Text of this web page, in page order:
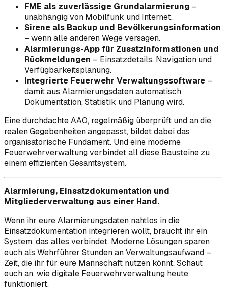
FME als zuverlässige Grundalarmierung –
unabhängig von Mobilfunk und Internet.
Sirene als Backup und Bevölkerungsinformation
– wenn alle anderen Wege versagen.
Alarmierungs-App für Zusatzinformationen und
Rückmeldungen – Einsatzdetails, Navigation und
Verfügbarkeitsplanung.
Integrierte Feuerwehr Verwaltungssoftware –
damit aus Alarmierungsdaten automatisch
Dokumentation, Statistik und Planung wird.
Eine durchdachte AAO, regelmäßig überprüft und an die
realen Gegebenheiten angepasst, bildet dabei das
organisatorische Fundament. Und eine moderne
Feuerwehrverwaltung verbindet all diese Bausteine zu
einem effizienten Gesamtsystem.
Alarmierung, Einsatzdokumentation und
Mitgliederverwaltung aus einer Hand.
Wenn ihr eure Alarmierungsdaten nahtlos in die
Einsatzdokumentation integrieren wollt, braucht ihr ein
System, das alles verbindet. Moderne Lösungen sparen
euch als Wehrführer Stunden an Verwaltungsaufwand –
Zeit, die ihr für eure Mannschaft nutzen könnt. Schaut
euch an, wie digitale Feuerwehrverwaltung heute
funktioniert.